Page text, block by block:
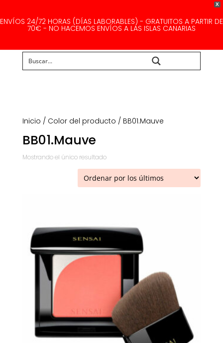
X
ENVÍOS 24/72 HORAS (DÍAS LABORABLES) - GRATUITOS A PARTIR DE
70€ - NO HACEMOS ENVÍOS A LAS ISLAS CANARIAS
Inicio / Color del producto / BB01.Mauve
BB01.Mauve
Mostrando el único resultado